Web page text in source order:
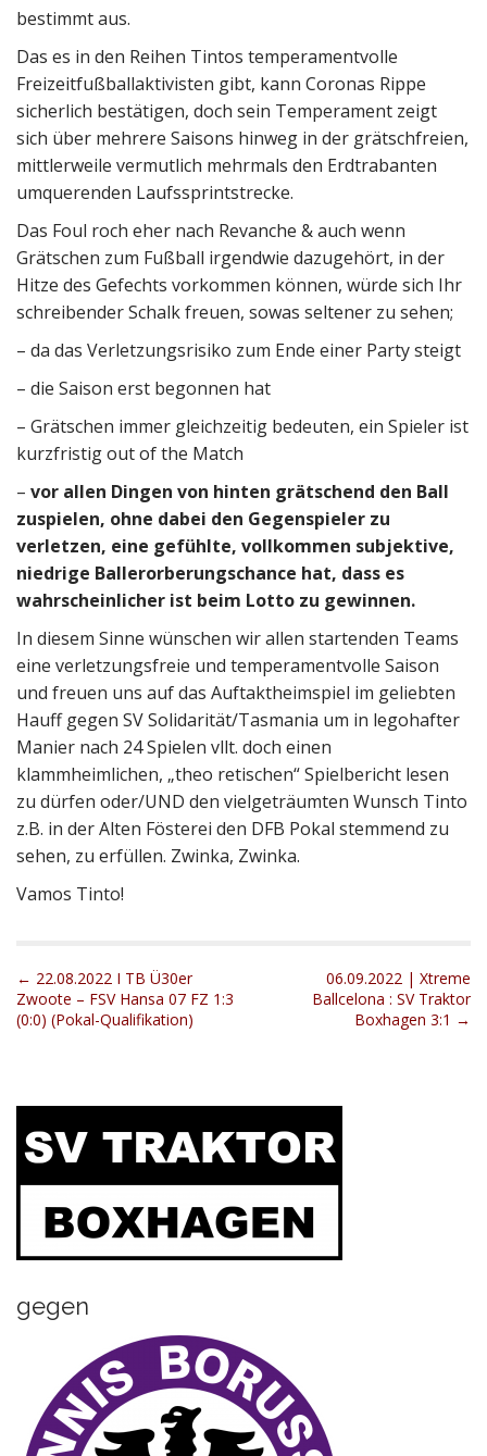
bestimmt aus.
Das es in den Reihen Tintos temperamentvolle
Freizeitfußballaktivisten gibt, kann Coronas Rippe
sicherlich bestätigen, doch sein Temperament zeigt
sich über mehrere Saisons hinweg in der grätschfreien,
mittlerweile vermutlich mehrmals den Erdtrabanten
umquerenden Laufssprintstrecke.
Das Foul roch eher nach Revanche & auch wenn
Grätschen zum Fußball irgendwie dazugehört, in der
Hitze des Gefechts vorkommen können, würde sich Ihr
schreibender Schalk freuen, sowas seltener zu sehen;
– da das Verletzungsrisiko zum Ende einer Party steigt
– die Saison erst begonnen hat
– Grätschen immer gleichzeitig bedeuten, ein Spieler ist
kurzfristig out of the Match
– vor allen Dingen von hinten grätschend den Ball
zuspielen, ohne dabei den Gegenspieler zu
verletzen, eine gefühlte, vollkommen subjektive,
niedrige Ballerorberungschance hat, dass es
wahrscheinlicher ist beim Lotto zu gewinnen.
In diesem Sinne wünschen wir allen startenden Teams
eine verletzungsfreie und temperamentvolle Saison
und freuen uns auf das Auftaktheimspiel im geliebten
Hauff gegen SV Solidarität/Tasmania um in legohafter
Manier nach 24 Spielen vllt. doch einen
klammheimlichen, „theo retischen“ Spielbericht lesen
zu dürfen oder/UND den vielgeträumten Wunsch Tinto
z.B. in der Alten Fösterei den DFB Pokal stemmend zu
sehen, zu erfüllen. Zwinka, Zwinka.
Vamos Tinto!
P
o
s
v
i
t
o
← 22.08.2022 I TB Ü30er
Zwoote – FSV Hansa 07 FZ 1:3
(0:0) (Pokal-Qualifikation)
06.09.2022 | Xtreme
Ballcelona : SV Traktor
Boxhagen 3:1 →
gegen